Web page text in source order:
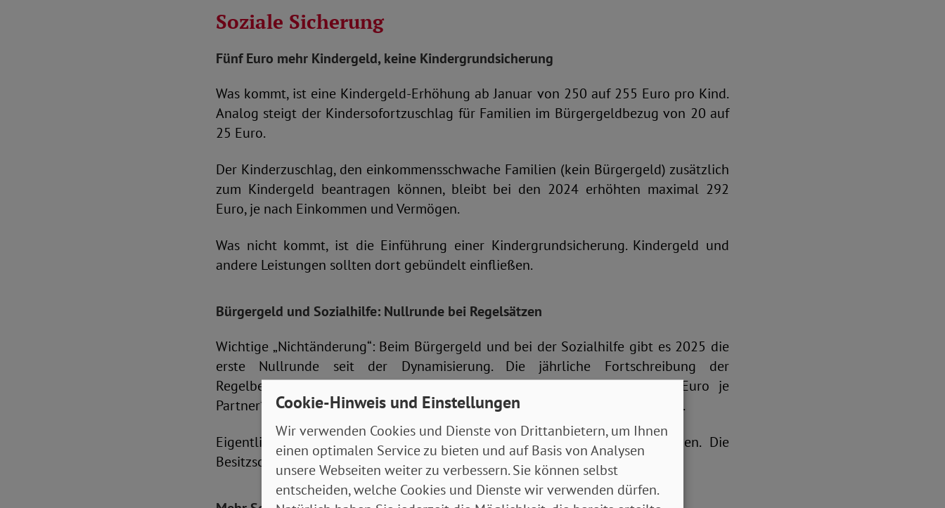
Soziale Sicherung
Fünf Euro mehr Kindergeld, keine Kindergrundsicherung
Was kommt, ist eine Kindergeld-Erhöhung ab Januar von 250 auf 255 Euro pro Kind.
Analog steigt der Kindersofortzuschlag für Familien im Bürgergeldbezug von 20 auf
25 Euro.
Der Kinderzuschlag, den einkommensschwache Familien (kein Bürgergeld) zusätzlich
zum Kindergeld beantragen können, bleibt bei den 2024 erhöhten maximal 292
Euro, je nach Einkommen und Vermögen.
Was nicht kommt, ist die Einführung einer Kindergrundsicherung. Kindergeld und
andere Leistungen sollten dort gebündelt einfließen.
Bürgergeld und Sozialhilfe: Nullrunde bei Regelsätzen
Wichtige „Nichtänderung“: Beim Bürgergeld und bei der Sozialhilfe gibt es 2025 die
erste Nullrunde seit der Dynamisierung. Die jährliche Fortschreibung der
Regelbedarfsstufen ergab wie zuvor: 563 Euro für Alleinlebende, 506 Euro je
Partner*in in Bedarfsgemeinschaften und in den anderen Stufen entsprechend.
Eigentlich wären die Sätze diesmal laut Rechenmethode sogar gesunken. Die
Besitzschutzregelung verhinderte das.
Cookie-Hinweis und Einstellungen
Wir verwenden Cookies und Dienste von Drittanbietern, um Ihnen
einen optimalen Service zu bieten und auf Basis von Analysen
unsere Webseiten weiter zu verbessern. Sie können selbst
entscheiden, welche Cookies und Dienste wir verwenden dürfen.